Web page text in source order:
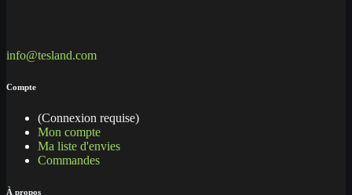
info@tesland.com
Compte
(Connexion requise)
Mon compte
Ma liste d'envies
Commandes
À propos